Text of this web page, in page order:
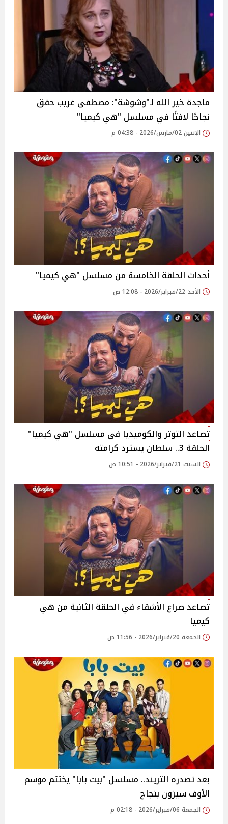
ماجدة خير الله لـ"وشوشة": مصطفى غريب حقق
نجاحًا لافتًا في مسلسل "هي كيميا"
الإثنين 02/مارس/2026 - 04:38 م
أحداث الحلقة الخامسة من مسلسل "هي كيميا"
الأحد 22/فبراير/2026 - 12:08 ص
تصاعد التوتر والكوميديا في مسلسل "هي كيميا"
الحلقة 3.. سلطان يسترد كرامته
السبت 21/فبراير/2026 - 10:51 ص
تصاعد صراع الأشقاء في الحلقة الثانية من هي
كيميا
الجمعة 20/فبراير/2026 - 11:56 ص
بعد تصدره التريند.. مسلسل "بيت بابا" يختتم موسم
الأوف سيزون بنجاح
الجمعة 06/فبراير/2026 - 02:18 م